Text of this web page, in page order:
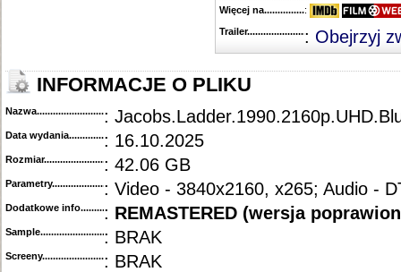
Więcej na........................................
:
Trailer...........................................
: Obejrzyj
INFORMACJE O PLIKU
Nazwa.............................................
:
Data wydania......................................
: 16.10.2025
Rozmiar...........................................
: 42.06 GB
Parametry.........................................: Video - 3840x2160, x265; Audio -
Dodatkowe info....................................
: REMASTERED (wersja
Sample............................................
: BRAK
Screeny...........................................
: BRAK